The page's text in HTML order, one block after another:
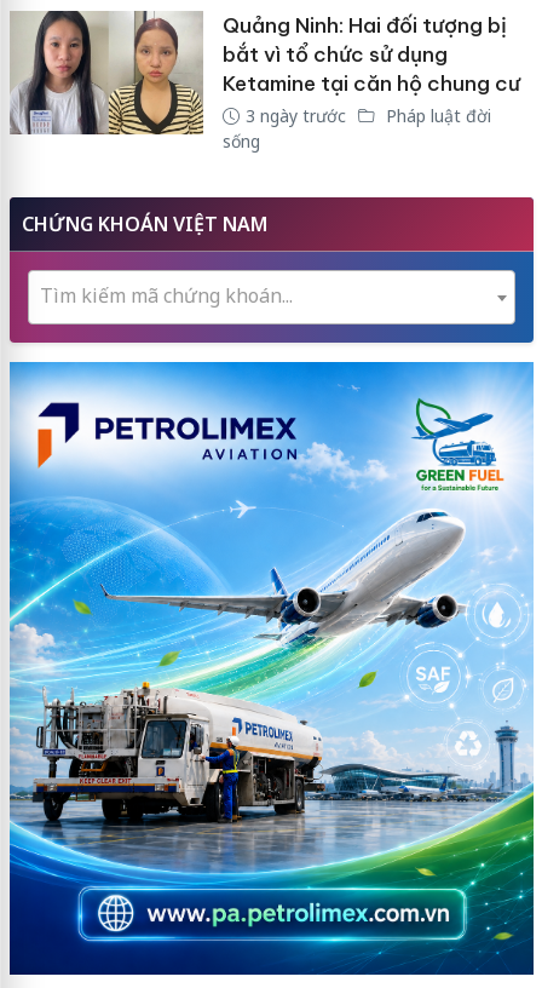
Quảng Ninh: Hai đối tượng bị
bắt vì tổ chức sử dụng
Ketamine tại căn hộ chung cư
3 ngày trước
Pháp luật đời
sống
CHỨNG KHOÁN VIỆT NAM
Tìm kiếm mã chứng khoán...